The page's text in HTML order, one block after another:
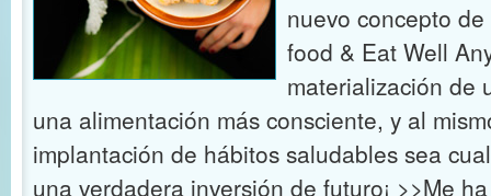
nuevo concepto
food & Eat Well
materialización de
una alimentación más consciente, y al
implantación de hábitos saludables sea
una verdadera inversión de futuro¡ >>Me